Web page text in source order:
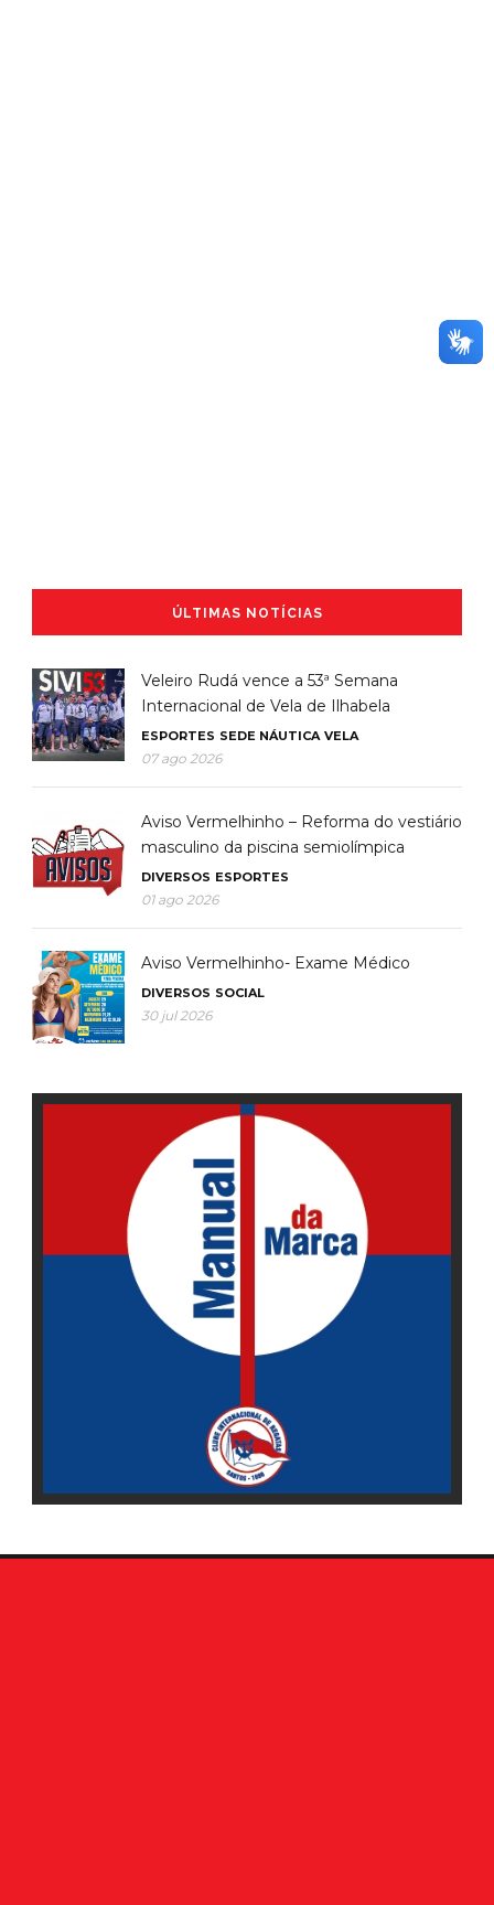
ÚLTIMAS NOTÍCIAS
Veleiro Rudá vence a 53ª Semana
Internacional de Vela de Ilhabela
ESPORTES SEDE NÁUTICA VELA
07 ago 2026
Aviso Vermelhinho – Reforma do vestiário
masculino da piscina semiolímpica
DIVERSOS ESPORTES
01 ago 2026
Aviso Vermelhinho- Exame Médico
DIVERSOS SOCIAL
30 jul 2026